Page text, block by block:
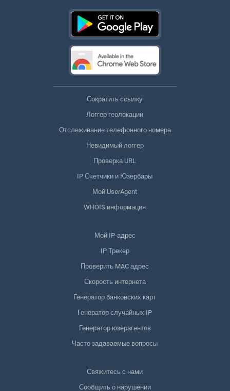
Сократить ссылку
Логгер геолокации
Отслеживание телефонного номера
Невидимый логгер
Проверка URL
IP Счетчики и Юзербары
Мой UserAgent
WHOIS информация
Мой IP-адрес
IP Трекер
Проверить MAC адрес
Скорость интернета
Генератор банковских карт
Генератор случайных IP
Генератор юзерагентов
Часто задаваемые вопросы
Свяжитесь с нами
Сообщить о нарушении